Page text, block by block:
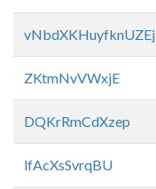
vNbdXKHuyfknUZEj
ZKtmNvVWxjE
DQKrRmCdXzep
lfAcXsSvrqBU